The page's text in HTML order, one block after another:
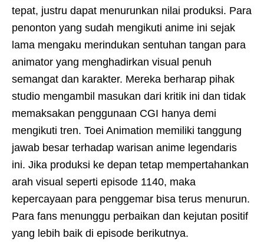
tepat, justru dapat menurunkan nilai produksi. Para
penonton yang sudah mengikuti anime ini sejak
lama mengaku merindukan sentuhan tangan para
animator yang menghadirkan visual penuh
semangat dan karakter. Mereka berharap pihak
studio mengambil masukan dari kritik ini dan tidak
memaksakan penggunaan CGI hanya demi
mengikuti tren. Toei Animation memiliki tanggung
jawab besar terhadap warisan anime legendaris
ini. Jika produksi ke depan tetap mempertahankan
arah visual seperti episode 1140, maka
kepercayaan para penggemar bisa terus menurun.
Para fans menunggu perbaikan dan kejutan positif
yang lebih baik di episode berikutnya.